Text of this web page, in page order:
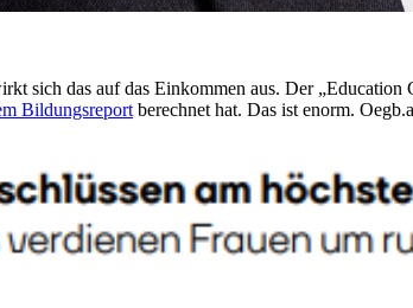
sich das auf das Einkommen aus. Der
Bildungsreport berechnet hat. Das ist enorm.